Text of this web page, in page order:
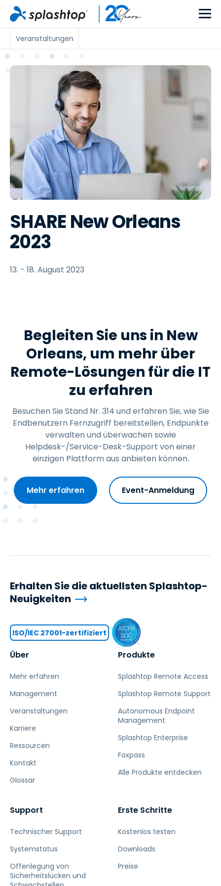
Veranstaltungen
SHARE New Orleans
2023
13. - 18. August 2023
Begleiten Sie uns in New
Orleans, um mehr über
Remote-Lösungen für die IT
zu erfahren
Besuchen Sie Stand Nr. 314 und erfahren Sie, wie Sie
Endbenutzern Fernzugriff bereitstellen, Endpunkte
verwalten und überwachen sowie
Helpdesk-/Service-Desk-Support von einer
einzigen Plattform aus anbieten können.
Mehr erfahren Event-Anmeldung
Über
Mehr erfahren
Management
Veranstaltungen
Karriere
Ressourcen
Kontakt
Glossar
Produkte
Splashtop Remote Access
Splashtop Remote Support
Autonomous Endpoint
Management
Splashtop Enterprise
Foxpass
Alle Produkte entdecken
Support
Technischer Support
Systemstatus
Offenlegung von
Sicherheitslücken und
Erste Schritte
Kostenlos testen
Downloads
Preise
Erhalten Sie die aktuellsten Splashtop-
Neuigkeiten
ISO/IEC 27001-zertifiziert